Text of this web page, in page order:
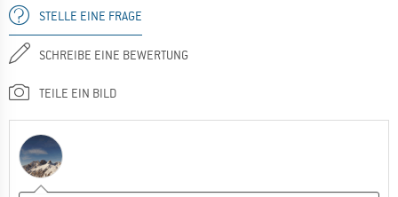
STELLE EINE FRAGE
SCHREIBE EINE BEWERTUNG
TEILE EIN BILD